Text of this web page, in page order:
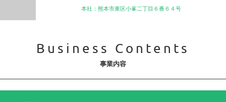
本社：熊本市東区小峯二丁目６番６４号
Business Contents
事業内容